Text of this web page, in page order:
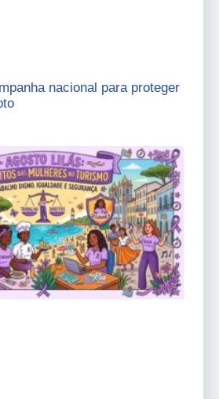
nacional para proteger